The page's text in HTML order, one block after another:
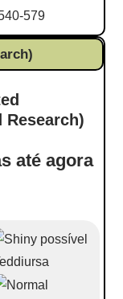
579
Research)
até agora